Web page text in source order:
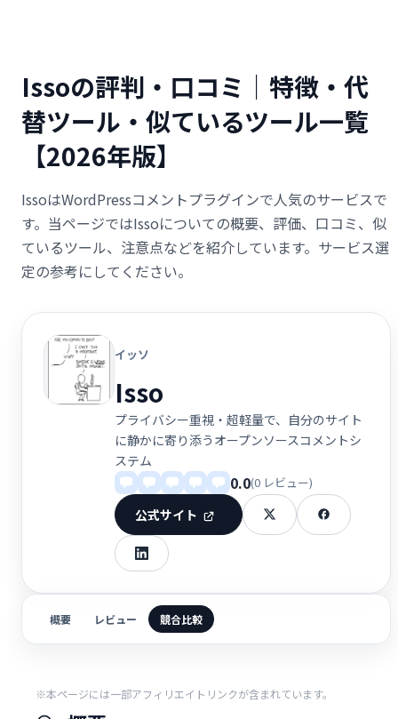
Issoの評判・口コミ｜特徴・代
替ツール・似ているツール一覧
【2026年版】
IssoはWordPressコメントプラグインで人気のサービスで
す。当ページではIssoについての概要、評価、口コミ、似
ているツール、注意点などを紹介しています。サービス選
定の参考にしてください。
イッソ
Isso
プライバシー重視・超軽量で、自分のサイト
に静かに寄り添うオープンソースコメントシ
ステム
0.0(0 レビュー)
公式サイト
概要 レビュー 競合比較
※本ページには一部アフィリエイトリンクが含まれています。